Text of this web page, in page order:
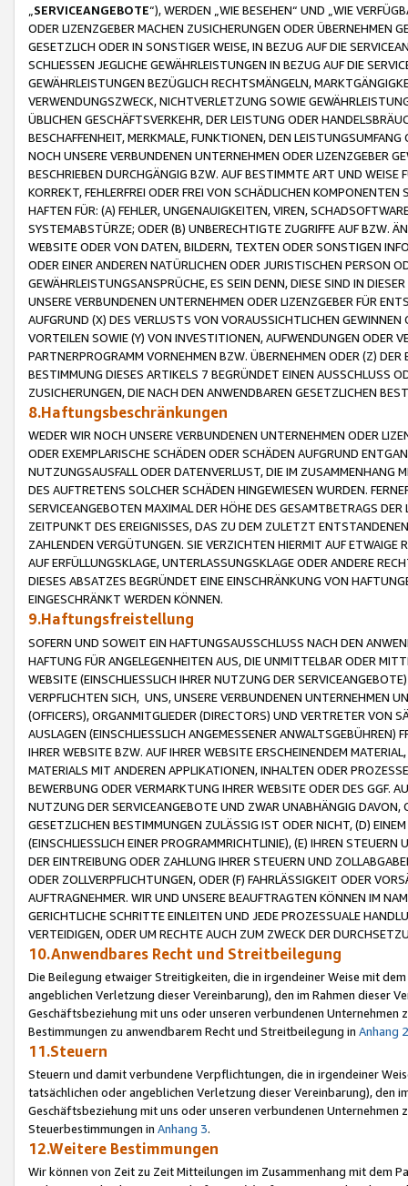
SERVICEANGEBOTE“), WERDEN „WIE BESEHEN“ UND „WIE
ODER LIZENZGEBER MACHEN ZUSICHERUNGEN ODER ÜBERNEHMEN
GESETZLICH ODER IN SONSTIGER WEISE, IN BEZUG AUF DIE
SCHLIESSEN JEGLICHE GEWÄHRLEISTUNGEN IN BEZUG AUF DIE
GEWÄHRLEISTUNGEN BEZÜGLICH RECHTSMÄNGELN,
VERWENDUNGSZWECK, NICHTVERLETZUNG SOWIE
ÜBLICHEN GESCHÄFTSVERKEHR, DER LEISTUNG ODER
BESCHAFFENHEIT, MERKMALE, FUNKTIONEN, DEN
NOCH UNSERE VERBUNDENEN UNTERNEHMEN ODER LIZENZGEBER
BESCHRIEBEN DURCHGÄNGIG BZW. AUF BESTIMMTE ART UND
KORREKT, FEHLERFREI ODER FREI VON SCHÄDLICHEN
HAFTEN FÜR: (A) FEHLER, UNGENAUIGKEITEN, VIREN,
SYSTEMABSTÜRZE; ODER (B) UNBERECHTIGTE ZUGRIFFE AUF BZW.
WEBSITE ODER VON DATEN, BILDERN, TEXTEN ODER SONSTIGEN
ODER EINER ANDEREN NATÜRLICHEN ODER JURISTISCHEN PERSON
GEWÄHRLEISTUNGSANSPRÜCHE, ES SEIN DENN, DIESE SIND IN
UNSERE VERBUNDENEN UNTERNEHMEN ODER LIZENZGEBER FÜR
AUFGRUND (X) DES VERLUSTS VON VORAUSSICHTLICHEN
VORTEILEN SOWIE (Y) VON INVESTITIONEN, AUFWENDUNGEN ODER
PARTNERPROGRAMM VORNEHMEN BZW. ÜBERNEHMEN ODER (Z)
BESTIMMUNG DIESES ARTIKELS 7 BEGRÜNDET EINEN AUSSCHLUSS
ZUSICHERUNGEN, DIE NACH DEN ANWENDBAREN GESETZLICHEN
8.Haftungsbeschränkungen
WEDER WIR NOCH UNSERE VERBUNDENEN UNTERNEHMEN ODER
ODER EXEMPLARISCHE SCHÄDEN ODER SCHÄDEN AUFGRUND
NUTZUNGSAUSFALL ODER DATENVERLUST, DIE IM ZUSAMMENHANG
DES AUFTRETENS SOLCHER SCHÄDEN HINGEWIESEN WURDEN.
SERVICEANGEBOTEN MAXIMAL DER HÖHE DES GESAMTBETRAGS
ZEITPUNKT DES EREIGNISSES, DAS ZU DEM ZULETZT
ZAHLENDEN VERGÜTUNGEN. SIE VERZICHTEN HIERMIT AUF
AUF ERFÜLLUNGSKLAGE, UNTERLASSUNGSKLAGE ODER ANDERE
DIESES ABSATZES BEGRÜNDET EINE EINSCHRÄNKUNG VON
EINGESCHRÄNKT WERDEN KÖNNEN.
9.Haftungsfreistellung
SOFERN UND SOWEIT EIN HAFTUNGSAUSSCHLUSS NACH DEN
HAFTUNG FÜR ANGELEGENHEITEN AUS, DIE UNMITTELBAR ODER
WEBSITE (EINSCHLIESSLICH IHRER NUTZUNG DER
VERPFLICHTEN SICH, UNS, UNSERE VERBUNDENEN UNTERNEHMEN
(OFFICERS), ORGANMITGLIEDER (DIRECTORS) UND VERTRETER VON
AUSLAGEN (EINSCHLIESSLICH ANGEMESSENER
IHRER WEBSITE BZW. AUF IHRER WEBSITE ERSCHEINENDEM
MATERIALS MIT ANDEREN APPLIKATIONEN, INHALTEN ODER
BEWERBUNG ODER VERMARKTUNG IHRER WEBSITE ODER DES GGF.
NUTZUNG DER SERVICEANGEBOTE UND ZWAR UNABHÄNGIG
GESETZLICHEN BESTIMMUNGEN ZULÄSSIG IST ODER NICHT, (D)
(EINSCHLIESSLICH EINER PROGRAMMRICHTLINIE), (E) IHREN
DER EINTREIBUNG ODER ZAHLUNG IHRER STEUERN UND
ODER ZOLLVERPFLICHTUNGEN, ODER (F) FAHRLÄSSIGKEIT ODER
AUFTRAGNEHMER. WIR UND UNSERE BEAUFTRAGTEN KÖNNEN IM
GERICHTLICHE SCHRITTE EINLEITEN UND JEDE PROZESSUALE
VERTEIDIGEN, ODER UM RECHTE AUCH ZUM ZWECK DER
10.Anwendbares Recht und Streitbeilegung
Die Beilegung etwaiger Streitigkeiten, die in irgendeiner Weise mit
angeblichen Verletzung dieser Vereinbarung), den im Rahmen dieser
Geschäftsbeziehung mit uns oder unseren verbundenen
Bestimmungen zu anwendbarem Recht und Streitbeilegung in Anhang 2
11.Steuern
Steuern und damit verbundene Verpflichtungen, die in irgendeiner
tatsächlichen oder angeblichen Verletzung dieser Vereinbarung), den
Geschäftsbeziehung mit uns oder unseren verbundenen
Steuerbestimmungen in Anhang 3.
12.Weitere Bestimmungen
Wir können von Zeit zu Zeit Mitteilungen im Zusammenhang mit dem